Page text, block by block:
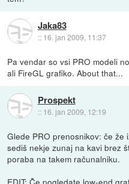
Jaka83
:: 16. jan 2009, 11:37
Pa vendar so vsi PRO modeli
ali FireGL grafiko. About that...
Prospekt
:: 16. jan 2009, 12:19
Glede PRO prenosnikov: če
sediš nekje zunaj na kavi brez
poraba na takem računalniku.
EDIT: Če pogledate low-end